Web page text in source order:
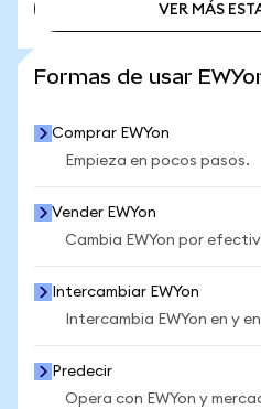
VER MÁS
Formas de usar
Comprar EWYon
Empieza en pocos pasos.
Vender EWYon
Cambia EWYon por
Intercambiar EWYon
Intercambia EWYon en y
Predecir
Opera con EWYon y